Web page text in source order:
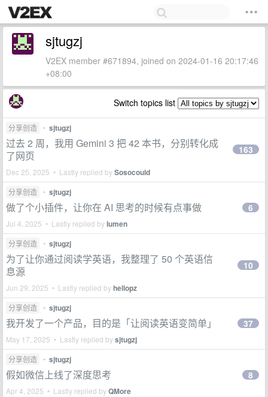
sjtugzj
V2EX member #671894, joined on 2024-01-16 20:17:46
+08:00
Switch topics list
分享创造 • sjtugzj
过去 2 周，我用 Gemini 3 把 42 本书，分别转化成
了网页
Dec 25, 2025 • Lastly replied bySosocould
163
分享创造 • sjtugzj
做了个小插件，让你在 AI 思考的时候有点事做
Jul 4, 2025 • Lastly replied bylumen
6
分享创造 • sjtugzj
为了让你通过阅读学英语，我整理了 50 个英语信
息源
Jun 29, 2025 • Lastly replied byhellopz
10
分享创造 • sjtugzj
我开发了一个产品，目的是「让阅读英语变简单」
May 17, 2025 • Lastly replied bysjtugzj
37
分享创造 • sjtugzj
假如微信上线了深度思考
Apr 4, 2025 • Lastly replied byQMore
8